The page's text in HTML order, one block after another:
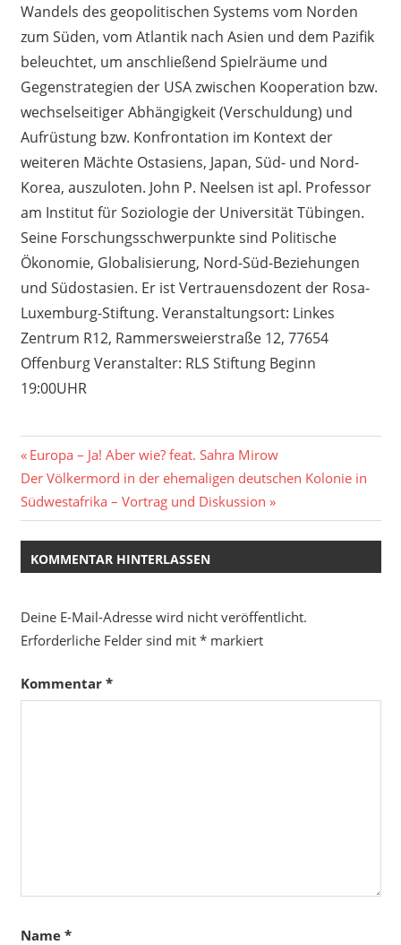
Wandels des geopolitischen Systems vom Norden
zum Süden, vom Atlantik nach Asien und dem Pazifik
beleuchtet, um anschließend Spielräume und
Gegenstrategien der USA zwischen Kooperation bzw.
wechselseitiger Abhängigkeit (Verschuldung) und
Aufrüstung bzw. Konfrontation im Kontext der
weiteren Mächte Ostasiens, Japan, Süd- und Nord-
Korea, auszuloten. John P. Neelsen ist apl. Professor
am Institut für Soziologie der Universität Tübingen.
Seine Forschungsschwerpunkte sind Politische
Ökonomie, Globalisierung, Nord-Süd-Beziehungen
und Südostasien. Er ist Vertrauensdozent der Rosa-
Luxemburg-Stiftung. Veranstaltungsort: Linkes
Zentrum R12, Rammersweierstraße 12, 77654
Offenburg Veranstalter: RLS Stiftung Beginn
19:00UHR
Beitragsnavigation
Vorheriger
Beitrag:
Europa – Ja! Aber wie? feat. Sahra Mirow
Nächster
Beitrag:
Der Völkermord in der ehemaligen deutschen Kolonie in
Südwestafrika – Vortrag und Diskussion
KOMMENTAR HINTERLASSEN
Deine E-Mail-Adresse wird nicht veröffentlicht.
Erforderliche Felder sind mit *markiert
Kommentar *
Name *